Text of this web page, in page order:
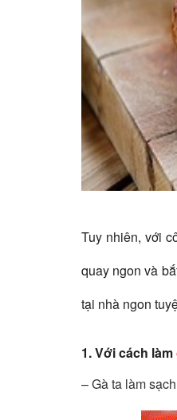
Tuy nhiên, với
quay ngon và
tại nhà ngon
1. Với cách làm
– Gà ta làm